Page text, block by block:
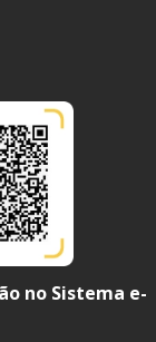
no Sistema e-